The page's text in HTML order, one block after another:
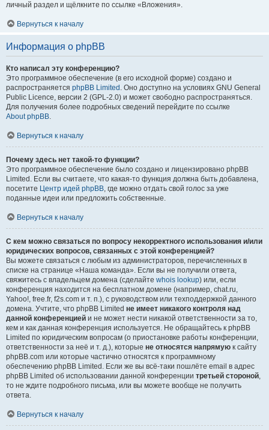
личный раздел и щёлкните по ссылке «Вложения».
Вернуться к началу
Информация о phpBB
Кто написал эту конференцию?
Это программное обеспечение (в его исходной форме) создано и
распространяется phpBB Limited . Оно доступно на условиях GNU General
Public Licence, версии 2 (GPL-2.0) и может свободно распространяться.
Для получения более подробных сведений перейдите по ссылке
About phpBB.
Вернуться к началу
Почему здесь нет такой-то функции?
Это программное обеспечение было создано и лицензировано phpBB
Limited. Если вы считаете, что какая-то функция должна быть добавлена,
посетите Центр идей phpBB, где можно отдать свой голос за уже
поданные идеи или предложить собственные.
Вернуться к началу
С кем можно связаться по вопросу некорректного использования и/или
юридических вопросов, связанных с этой конференцией?
Вы можете связаться с любым из администраторов, перечисленных в
списке на странице «Наша команда». Если вы не получили ответа,
свяжитесь с владельцем домена (сделайте whois lookup) или, если
конференция находится на бесплатном домене (например, chat.ru,
Yahoo!, free.fr, f2s.com и т. п.), с руководством или техподдержкой данного
домена. Учтите, что phpBB Limited не имеет никакого контроля над
данной конференцией и не может нести никакой ответственности за то,
кем и как данная конференция используется. Не обращайтесь к phpBB
Limited по юридическим вопросам (о приостановке работы конференции,
ответственности за неё и т. д.), которые не относятся напрямую к сайту
phpBB.com или которые частично относятся к программному
обеспечению phpBB Limited. Если же вы всё-таки пошлёте email в адрес
phpBB Limited об использовании данной конференции третьей стороной,
то не ждите подробного письма, или вы можете вообще не получить
ответа.
Вернуться к началу